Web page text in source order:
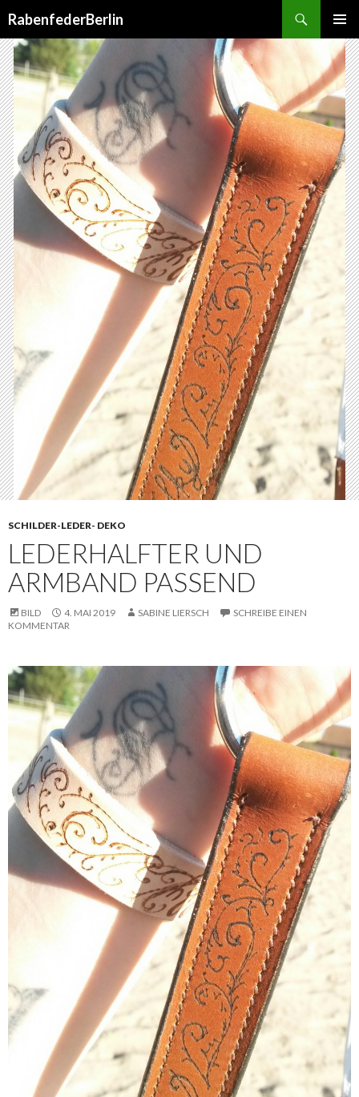
RabenfederBerlin
MENÜ
ZUM
INHALT
SCHILDER-LEDER- DEKO
LEDERHALFTER UND
ARMBAND PASSEND
BILD 4. MAI 2019 SABINE LIERSCH
SCHREIBE EINEN
KOMMENTAR